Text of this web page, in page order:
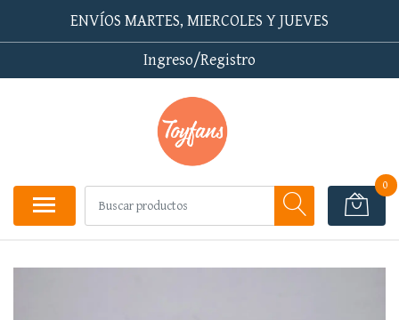
ENVÍOS MARTES, MIERCOLES Y JUEVES
Ingreso/Registro
0